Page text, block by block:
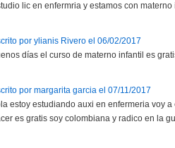
lic en enfermria y estamos con
por ylianis Rivero el 06/02/2017
días el curso de materno infantil es
por margarita garcia el 07/11/2017
estoy estudiando auxi en enfermeria voy
es gratis soy colombiana y radico en la